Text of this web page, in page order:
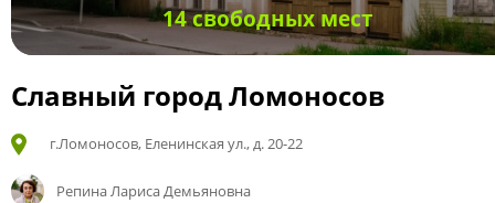
14 свободных мест
Славный город Ломоносов
г.Ломоносов, Еленинская ул., д. 20-22
Репина Лариса Демьяновна